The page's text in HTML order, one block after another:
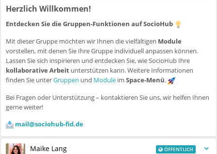
Herzlich Willkommen!
Entdecken Sie die Gruppen-Funktionen auf SocioHub
Mit dieser Gruppe möchten wir Ihnen die vielfältigen Module
vorstellen, mit denen Sie Ihre Gruppe individuell anpassen können.
Lassen Sie sich inspirieren und entdecken Sie, wie SocioHub Ihre
kollaborative Arbeit unterstützen kann. Weitere Informationen
finden Sie unterGruppen und Module im Space-Menü.
Bei Fragen oder Unterstützung – kontaktieren Sie uns, wir helfen Ihnen
gerne weiter!
mail@sociohub-fid.de
Maike Lang ÖFFENTLICH